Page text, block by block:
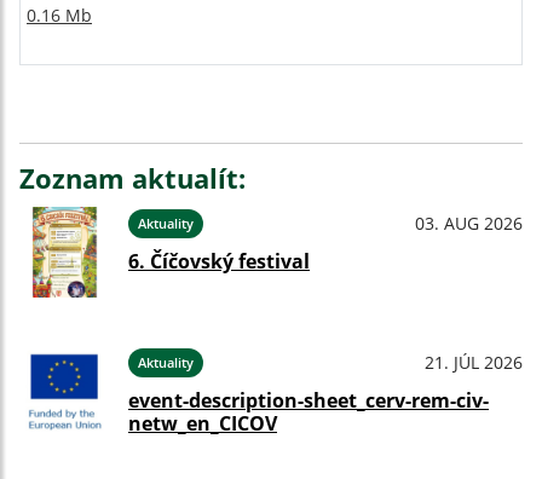
0.16 Mb
Zoznam aktualít:
Aktuality 03. AUG 2026
6. Číčovský festival
Aktuality 21. JÚL 2026
event-description-sheet_cerv-rem-civ-
netw_en_CICOV